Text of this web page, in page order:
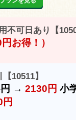
可日あり【
お得！）
10511】
→ 2130円 小